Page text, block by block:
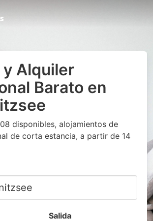
Alquiler
Barato en
disponibles, alojamientos de
de corta estancia, a partir de 14
Salida